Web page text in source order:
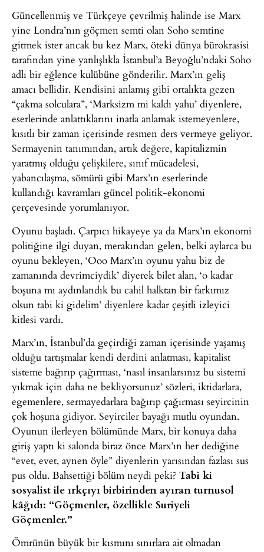
Güncellenmiş ve Türkçeye çevrilmiş halinde ise Marx
yine Londra’nın göçmen semti olan Soho semtine
gitmek ister ancak bu kez Marx, öteki dünya bürokrasisi
tarafından yine yanlışlıkla İstanbul’a Beyoğlu’ndaki Soho
adlı bir eğlence kulübüne gönderilir. Marx’ın geliş
amacı bellidir. Kendisini anlamış gibi ortalıkta gezen
“çakma solculara”, ‘Marksizm mi kaldı yahu’ diyenlere,
eserlerinde anlattıklarını inatla anlamak istemeyenlere,
kısıtlı bir zaman içerisinde resmen ders vermeye geliyor.
Sermayenin tanımından, artık değere, kapitalizmin
yaratmış olduğu çelişkilere, sınıf mücadelesi,
yabancılaşma, sömürü gibi Marx’ın eserlerinde
kullandığı kavramları güncel politik-ekonomi
çerçevesinde yorumlanıyor.
Oyunu başladı. Çarpıcı hikayeye ya da Marx’ın ekonomi
politiğine ilgi duyan, merakından gelen, belki aylarca bu
oyunu bekleyen, ‘Ooo Marx’ın oyunu yahu biz de
zamanında devrimciydik’ diyerek bilet alan, ‘o kadar
boşuna mı aydınlandık bu cahil halktan bir farkımız
olsun tabi ki gidelim’ diyenlere kadar çeşitli izleyici
kitlesi vardı.
Marx’ın, İstanbul’da geçirdiği zaman içerisinde yaşamış
olduğu tartışmalar kendi derdini anlatması, kapitalist
sisteme bağırıp çağırması, ‘nasıl insanlarsınız bu sistemi
yıkmak için daha ne bekliyorsunuz’ sözleri, iktidarlara,
egemenlere, sermayedarlara bağırıp çağırması seyircinin
çok hoşuna gidiyor. Seyirciler bayağı mutlu oyundan.
Oyunun ilerleyen bölümünde Marx, bir konuya daha
giriş yaptı ki salonda biraz önce Marx’ın her dediğine
“evet, evet, aynen öyle” diyenlerin yarısından fazlası sus
pus oldu. Bahsettiği bölüm neydi peki? Tabi ki
sosyalist ile ırkçıyı birbirinden ayıran turnusol
kâğıdı: “Göçmenler, özellikle Suriyeli
Göçmenler.”
Ömrünün büyük bir kısmını sınırlara ait olmadan